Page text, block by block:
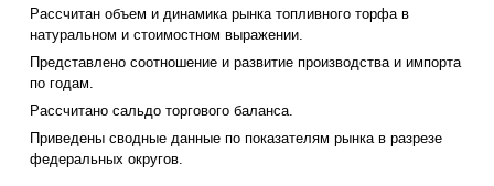
Рассчитан объем и динамика рынка топливного торфа в
натуральном и стоимостном выражении.
Представлено соотношение и развитие производства и импорта
по годам.
Рассчитано сальдо торгового баланса.
Приведены сводные данные по показателям рынка в разрезе
федеральных округов.